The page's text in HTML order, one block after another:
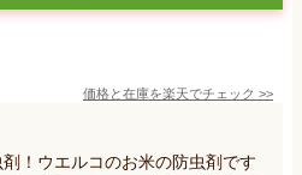
価格と在庫を楽天でチェック >>
！ウエルコのお米の防虫剤です